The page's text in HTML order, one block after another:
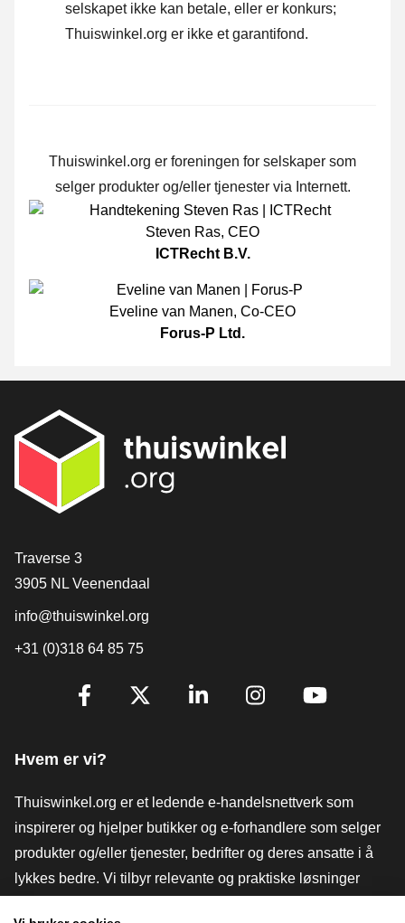
selskapet ikke kan betale, eller er konkurs;
Thuiswinkel.org er ikke et garantifond.
Thuiswinkel.org er foreningen for selskaper som
selger produkter og/eller tjenester via Internett.
Steven Ras, CEO
ICTRecht B.V.
Eveline van Manen, Co-CEO
Forus-P Ltd.
[_General:Contact]
Traverse 3
3905 NL Veenendaal
info@thuiswinkel.org
+31 (0)318 64 85 75
[_General:SocialMediaTitle]
Hvem er vi?
Thuiswinkel.org er et ledende e-handelsnettverk som
inspirerer og hjelper butikker og e-forhandlere som selger
produkter og/eller tjenester, bedrifter og deres ansatte i å
lykkes bedre. Vi tilbyr relevante og praktiske løsninger